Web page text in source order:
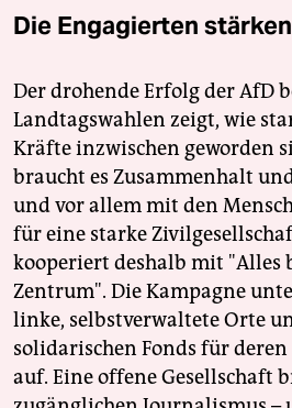
Die Engagierten stärken
Der drohende Erfolg der AfD
Landtagswahlen zeigt, wie
Kräfte inzwischen geworden
braucht es Zusammenhalt
und vor allem mit den
für eine starke
kooperiert deshalb mit "Alles
Zentrum". Die Kampagne
linke, selbstverwaltete Orte
solidarischen Fonds für
auf. Eine offene Gesellschaft